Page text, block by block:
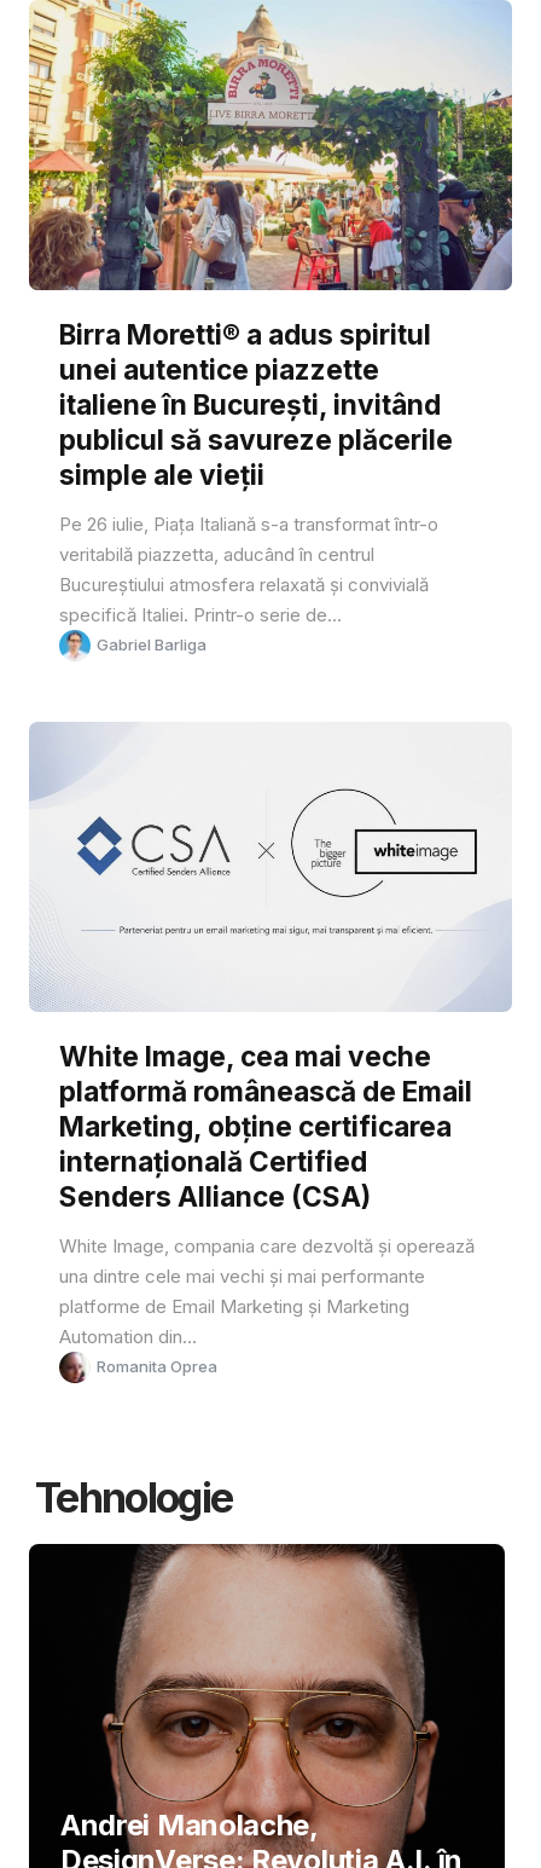
Birra Moretti® a adus spiritul
unei autentice piazzette
italiene în București, invitând
publicul să savureze plăcerile
simple ale vieții
Pe 26 iulie, Piața Italiană s-a transformat într-o
veritabilă piazzetta, aducând în centrul
Bucureștiului atmosfera relaxată și convivială
specifică Italiei. Printr-o serie de...
Gabriel Barliga
White Image, cea mai veche
platformă românească de Email
Marketing, obține certificarea
internațională Certified
Senders Alliance (CSA)
White Image, compania care dezvoltă și operează
una dintre cele mai vechi și mai performante
platforme de Email Marketing și Marketing
Automation din...
Romanita Oprea
Tehnologie
Andrei Manolache,
DesignVerse: Revoluția A.I. în